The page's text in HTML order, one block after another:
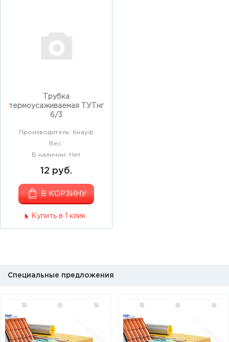
Трубка
термоусаживаемая ТУТнг
6/3
Производитель: Кнауф
Вес:
В наличии: Нет
12 руб.
В КОРЗИНУ
Купить в 1 клик
Специальные предложения